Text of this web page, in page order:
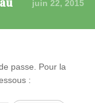
juin 22, 2015
passe. Pour la
: